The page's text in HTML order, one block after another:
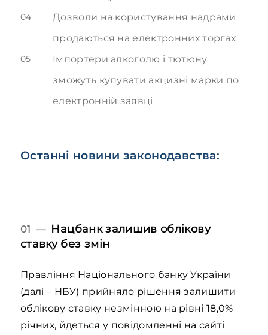
04
Дозволи на користування надрами
продаються на електронних торгах
05
Імпортери алкоголю і тютюну
зможуть купувати акцизні марки по
електронній заявці
Останні новини законодавства:
01 — Нацбанк залишив облікову
ставку без змін
Правління Національного банку України
(далі – НБУ) прийняло рішення залишити
облікову ставку незмінною на рівні 18,0%
річних, йдеться у повідомленні на сайті